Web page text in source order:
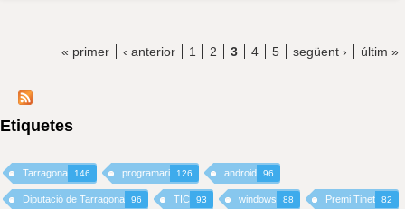
« primer ‹ anterior 1 2 3 4 5 següent › últim »
Etiquetes
Tarragona 146 programari 126 android 96
Diputació de Tarragona 96 TIC 93 windows 88 Premi Tinet 82